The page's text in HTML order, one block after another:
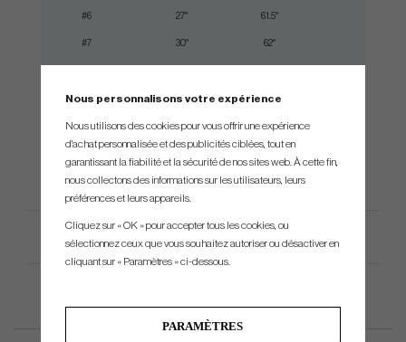
#6 27° 61.5°
#7 30° 62°
#9 38° 63°
#Pw 43° 63.5°
48°
Spécification du produit
Nous personnalisons votre expérience
Nous utilisons des cookies pour vous offrir une expérience
d'achat personnalisée et des publicités ciblées, tout en
garantissant la fiabilité et la sécurité de nos sites web. À cette fin,
nous collectons des informations sur les utilisateurs, leurs
préférences et leurs appareils.
Cliquez sur « OK » pour accepter tous les cookies, ou
sélectionnez ceux que vous souhaitez autoriser ou désactiver en
cliquant sur « Paramètres » ci-dessous.
PARAMÈTRES